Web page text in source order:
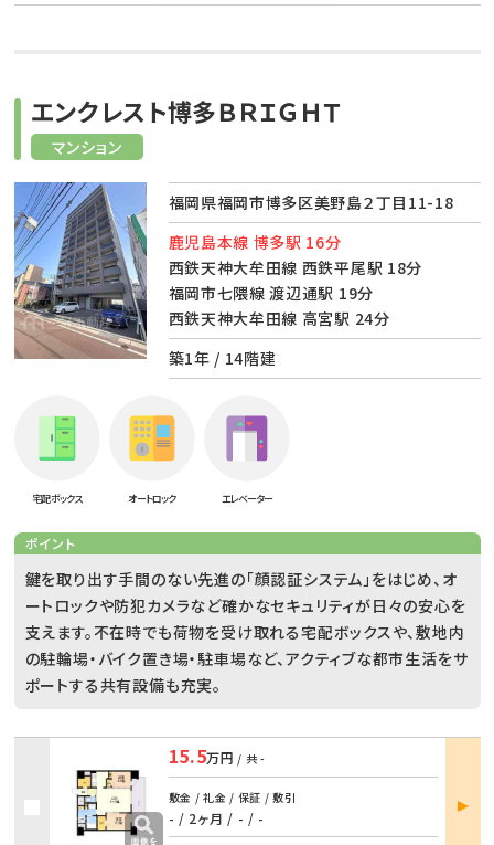
マンション
エンクレスト博多ＢＲＩＧＨＴ
福岡県福岡市博多区美野島２丁目11-18
鹿児島本線 博多駅 16分
西鉄天神大牟田線 西鉄平尾駅 18分
福岡市七隈線 渡辺通駅 19分
西鉄天神大牟田線 高宮駅 24分
築1年 / 14階建
宅配ボックス オートロック エレベーター
ポイント
鍵を取り出す手間のない先進の「顔認証システム」をはじめ、オ
ートロックや防犯カメラなど確かなセキュリティが日々の安心を
支えます。不在時でも荷物を受け取れる宅配ボックスや、敷地内
の駐輪場・バイク置き場・駐車場など、アクティブな都市生活をサ
ポートする共有設備も充実。
15.5万円 / 共-
敷金 / 礼金 / 保証 / 敷引
- / 2ヶ月 / - / -
部屋
詳細